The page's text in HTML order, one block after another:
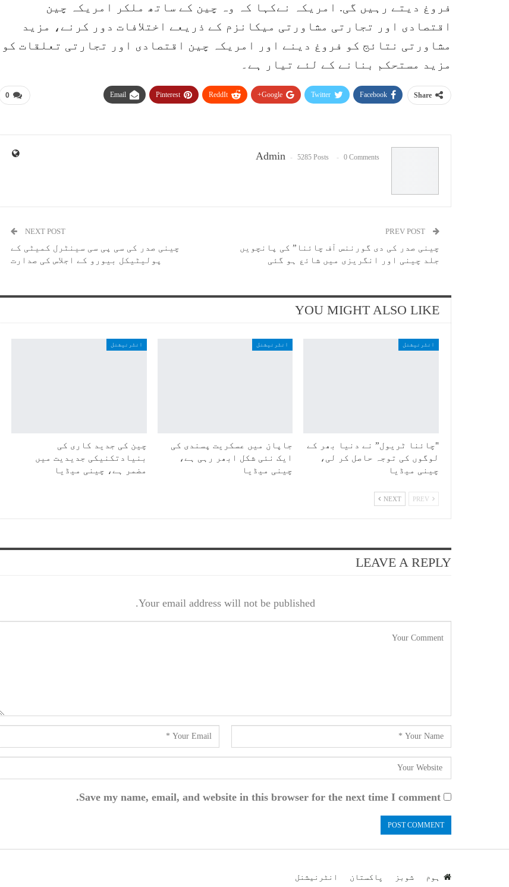
فروغ دیتے رہیں گی. امریکہ نےکہا کہ وہ چین کے ساتھ ملکر امریکہ چین
اقتصادی اور تجارتی مشاورتی میکانزم کے ذریعے اختلافات دور کرنے، مزید
مشاورتی نتائج کو فروغ دینے اور امریکہ چین اقتصادی اور تجارتی تعلقات کو
مزید مستحکم بنانے کے لئے تیار ہے۔
0 Share
Facebook
Twitter
Google+
ReddIt
Pinterest
Email
Admin 5285 Posts 0 Comments
چینی صدر کی دی گورننس آف چائنا” کی پانچویں
جلد چینی اور انگریزی میں شائع ہو گئی
NEXT POST
چینی صدر کی سی پی سی سینٹرل کمیٹی کے
پولیٹیکل بیورو کے اجلاس کی صدارت
YOU MIGHT ALSO LIKE
انٹرنیشنل
"چائنا ٹریول” نے دنیا بھر کے
لوگوں کی توجہ حاصل کر لی،
چینی میڈیا
انٹرنیشنل
جاپان میں عسکریت پسندی کی
ایک نئی شکل ابھر رہی ہے،
چینی میڈیا
انٹرنیشنل
چین کی جدید کاری کی
بنیادتکنیکی جدیدیت میں
مضمر ہے، چینی میڈیا
NEXT
LEAVE A REPLY
Your email address will not be published.
Save my name, email, and website in this browser for the next time I comment.
ہوم شوبز پاکستان انٹرنیشنل